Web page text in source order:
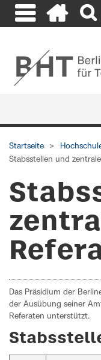
Startseite
Stabsstellen und
Das Präsidium der
der Ausübung seiner
Referaten unterstützt.